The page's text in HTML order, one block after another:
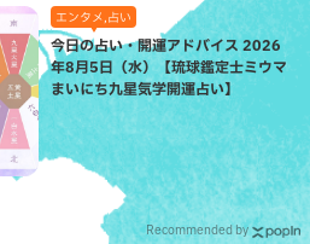
エンタメ,占い
今日の占い・開運アドバイス 2026
年8月5日（水）【琉球鑑定士ミウマ
まいにち九星気学開運占い】
Recommended by